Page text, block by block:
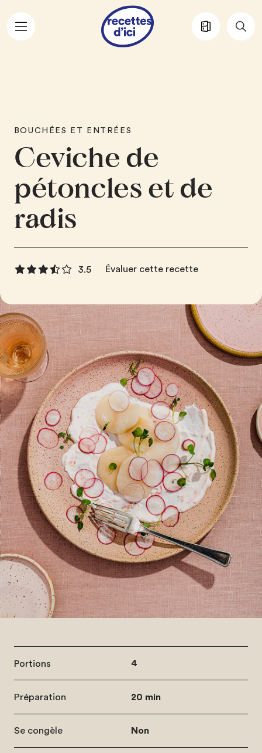
Aller au contenu principal
BOUCHÉES ET ENTRÉES
Ceviche de
pétoncles et de
radis
3.5 Évaluer cette recette
Portions 4
Préparation 20 min
Se congèle Non